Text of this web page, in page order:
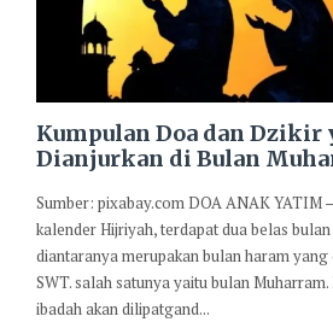
Kumpulan Doa dan Dzikir
Dianjurkan di Bulan
Sumber: pixabay.com DOA ANAK YATIM
kalender Hijriyah, terdapat dua belas
diantaranya merupakan bulan haram
SWT. salah satunya yaitu bulan
ibadah akan dilipatgand...